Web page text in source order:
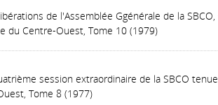
de l'Assemblée Ggénérale de la
du Centre-Ouest, Tome 10 (1979)
session extraordinaire de la SBCO
Tome 8 (1977)